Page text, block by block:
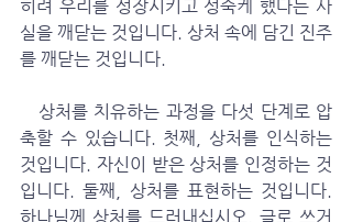
히려 우리를 성장시키고 성숙케 했다는 사
실을 깨닫는 것입니다. 상처 속에 담긴 진주
를 깨닫는 것입니다.
축할 수 있습니다. 첫째, 상처를 인식하는
것입니다. 자신이 받은 상처를 인정하는 것
입니다. 둘째, 상처를 표현하는 것입니다.
하나님께 상처를 드러내십시오. 글로 쓰거